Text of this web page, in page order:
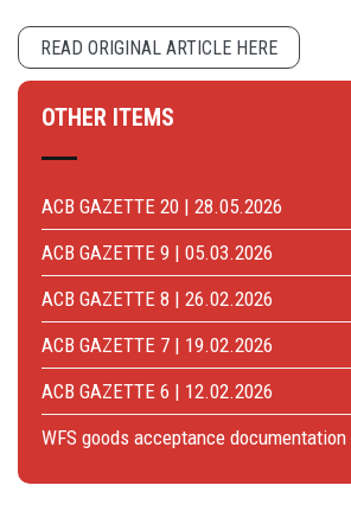
READ ORIGINAL ARTICLE HERE
OTHER ITEMS
ACB GAZETTE 20 | 28.05.2026
ACB GAZETTE 9 | 05.03.2026
ACB GAZETTE 8 | 26.02.2026
ACB GAZETTE 7 | 19.02.2026
ACB GAZETTE 6 | 12.02.2026
WFS goods acceptance documentation